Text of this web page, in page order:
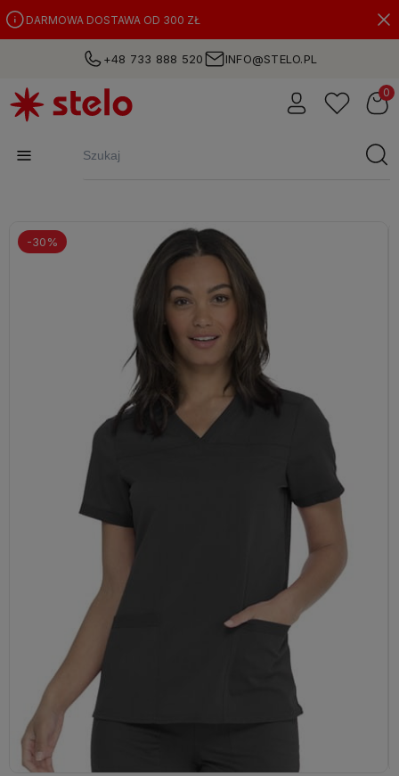
DARMOWA DOSTAWA OD 300 ZŁ
+48 733 888 520 INFO@STELO.PL
-30%